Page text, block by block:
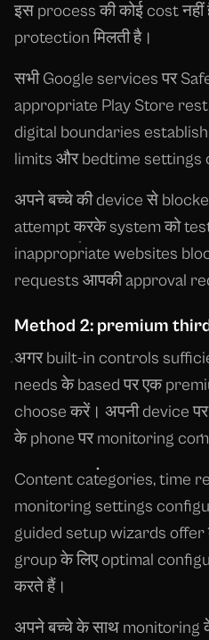
इस process की कोई cost
protection मिलती है।
सभी Google services पर
appropriate Play Store
digital boundaries
limits और bedtime settings
अपने बच्चे की device से
attempt करके system को
inappropriate websites
requests आपकी approval
Method 2: premium
अगर built-in controls
needs के based पर एक
choose करें। अपनी device
के phone पर monitoring
Content categories, time
monitoring settings
guided setup wizards
group के लिए optimal
करते हैं।
अपने बच्चे के साथ monitoring